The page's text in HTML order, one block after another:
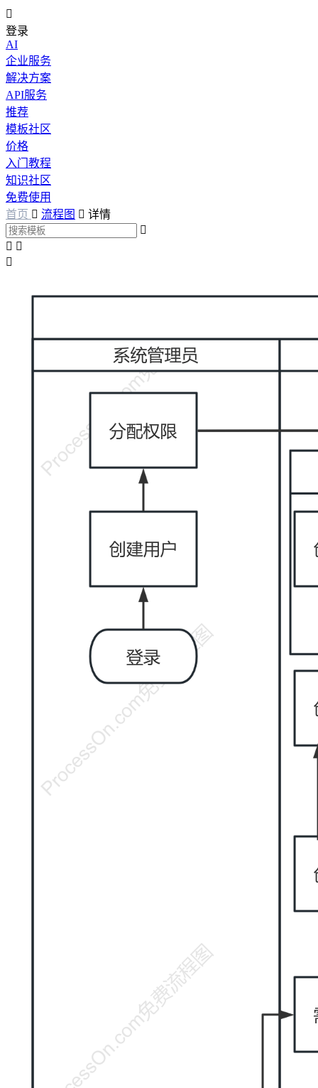

登录
AI
企业服务
解决方案
API服务
推荐
模板社区
价格
入门教程
知识社区
免费使用
首页  流程图  详情

 
